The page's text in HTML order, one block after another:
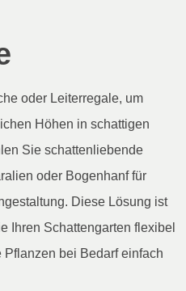
oder Leiterregale, um
Höhen in schattigen
Sie schattenliebende
oder Bogenhanf für
Diese Lösung ist
Ihren Schattengarten flexibel
bei Bedarf einfach